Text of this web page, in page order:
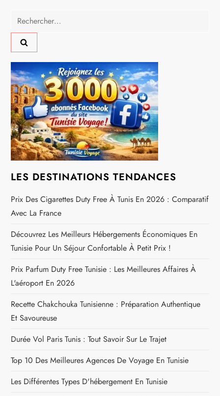
g
a
t
i
o
n
d
e
l
’
a
r
t
i
c
l
e
Rechercher :
LES DESTINATIONS TENDANCES
Prix Des Cigarettes Duty Free À Tunis En 2026 : Comparatif
Avec La France
Découvrez Les Meilleurs Hébergements Économiques En
Tunisie Pour Un Séjour Confortable À Petit Prix !
Prix Parfum Duty Free Tunisie : Les Meilleures Affaires À
L'aéroport En 2026
Recette Chakchouka Tunisienne : Préparation Authentique
Et Savoureuse
Durée Vol Paris Tunis : Tout Savoir Sur Le Trajet
Top 10 Des Meilleures Agences De Voyage En Tunisie
Les Différentes Types D'hébergement En Tunisie